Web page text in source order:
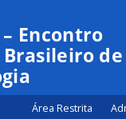
– Encontro
de
Área Restrita